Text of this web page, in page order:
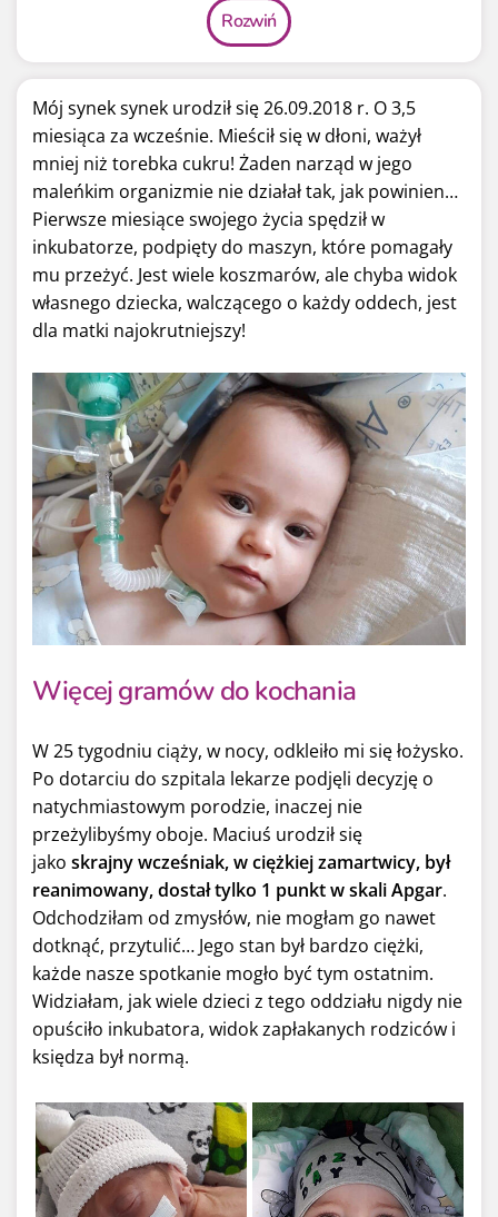
Rozwiń
Mój synek synek urodził się 26.09.2018 r. O 3,5
miesiąca za wcześnie. Mieścił się w dłoni, ważył
mniej niż torebka cukru! Żaden narząd w jego
maleńkim organizmie nie działał tak, jak powinien…
Pierwsze miesiące swojego życia spędził w
inkubatorze, podpięty do maszyn, które pomagały
mu przeżyć. Jest wiele koszmarów, ale chyba widok
własnego dziecka, walczącego o każdy oddech, jest
dla matki najokrutniejszy!
Więcej gramów do kochania
W 25 tygodniu ciąży, w nocy, odkleiło mi się łożysko.
Po dotarciu do szpitala lekarze podjęli decyzję o
natychmiastowym porodzie, inaczej nie
przeżylibyśmy oboje. Maciuś urodził się
jako skrajny wcześniak, w ciężkiej zamartwicy, był
reanimowany, dostał tylko 1 punkt w skali Apgar.
Odchodziłam od zmysłów, nie mogłam go nawet
dotknąć, przytulić… Jego stan był bardzo ciężki,
każde nasze spotkanie mogło być tym ostatnim.
Widziałam, jak wiele dzieci z tego oddziału nigdy nie
opuściło inkubatora, widok zapłakanych rodziców i
księdza był normą.